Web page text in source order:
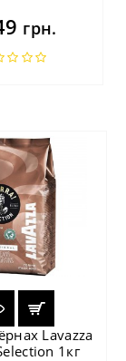
грн.
Lavazza
1кг